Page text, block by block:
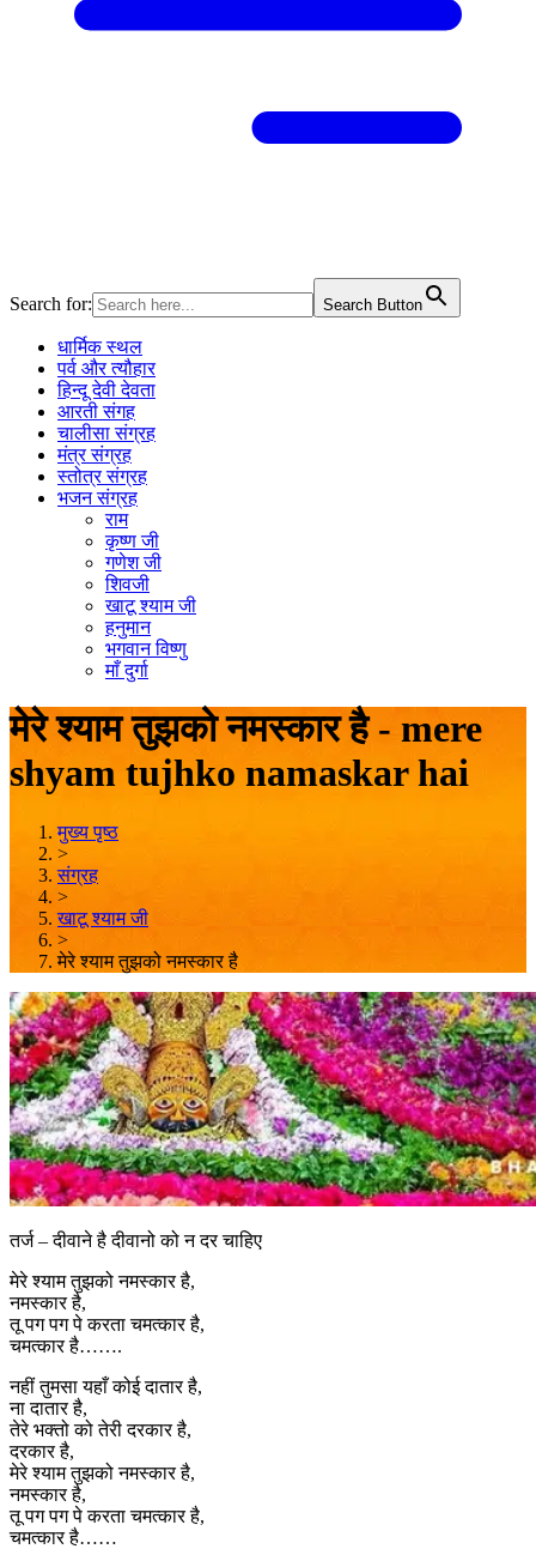
Search for: Search Button
धार्मिक स्थल
पर्व और त्यौहार
हिन्दू देवी देवता
आरती संगह
चालीसा संग्रह
मंत्र संग्रह
स्तोत्र संग्रह
भजन संग्रह
राम
कृष्ण जी
गणेश जी
शिवजी
खाटू श्याम जी
हनुमान
भगवान विष्णु
माँ दुर्गा
मेरे श्याम तुझको नमस्कार है - mere
shyam tujhko namaskar hai
मुख्य पृष्ठ
>
संग्रह
>
खाटू श्याम जी
>
मेरे श्याम तुझको नमस्कार है
तर्ज – दीवाने है दीवानो को न दर चाहिए
मेरे श्याम तुझको नमस्कार है,
नमस्कार है,
तू पग पग पे करता चमत्कार है,
चमत्कार है…….
नहीं तुमसा यहाँ कोई दातार है,
ना दातार है,
तेरे भक्तो को तेरी दरकार है,
दरकार है,
मेरे श्याम तुझको नमस्कार है,
नमस्कार है,
तू पग पग पे करता चमत्कार है,
चमत्कार है……